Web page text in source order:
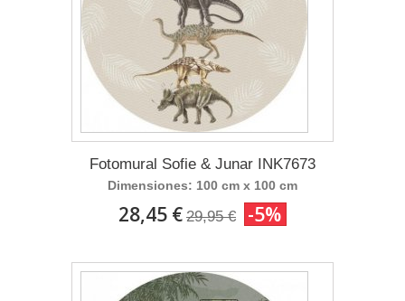
Fotomural Sofie & Junar INK7673
Dimensiones: 100 cm x 100 cm
28,45 € 29,95 € -5%